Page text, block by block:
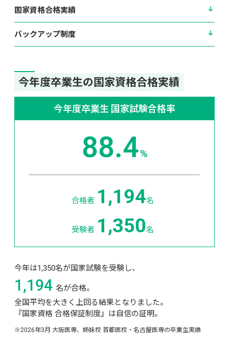
国家資格合格実績
バックアップ制度
今年度卒業生の国家資格合格実績
今年度卒業生 国家試験合格率
88.4%
合格者 1,194名
受験者 1,350名
今年は1,350名が国家試験を受験し、
1,194 名が合格。
全国平均を大きく上回る結果となりました。
『国家資格 合格保証制度』は自信の証明。
※2026年3月 大阪医専、姉妹校 首都医校・名古屋医専の卒業生実績